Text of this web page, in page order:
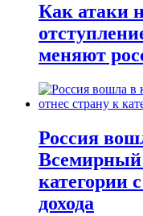
Как атаки
меняют
Россия
Всемирный
категории
дохода